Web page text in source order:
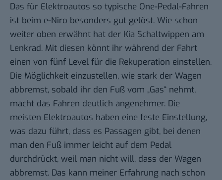
Das für Elektroautos so typische One-Pedal-Fahren
ist beim e-Niro besonders gut gelöst. Wie schon
weiter oben erwähnt hat der Kia Schaltwippen am
Lenkrad. Mit diesen könnt ihr während der Fahrt
einen von fünf Level für die Rekuperation einstellen.
Die Möglichkeit einzustellen, wie stark der Wagen
abbremst, sobald ihr den Fuß vom „Gas“ nehmt,
macht das Fahren deutlich angenehmer. Die
meisten Elektroautos haben eine feste Einstellung,
was dazu führt, dass es Passagen gibt, bei denen
man den Fuß immer leicht auf dem Pedal
durchdrückt, weil man nicht will, dass der Wagen
abbremst. Das kann meiner Erfahrung nach schon